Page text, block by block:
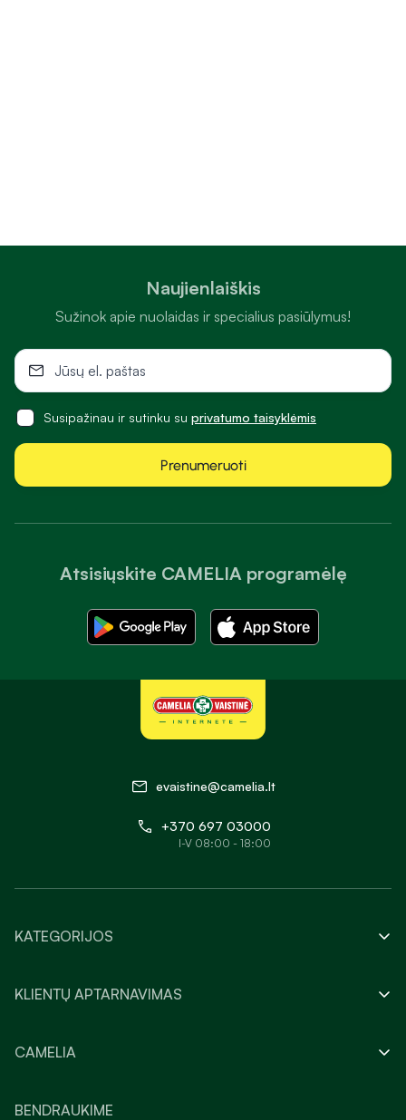
Atsisiųskite CAMELIA programėlę
Naujienlaiškis
Sužinok apie nuolaidas ir specialius pasiūlymus!
Susipažinau ir sutinku su privatumo taisyklėmis
Prenumeruoti
evaistine@camelia.lt
+370 697 03000
I-V 08:00 - 18:00
KATEGORIJOS
KLIENTŲ APTARNAVIMAS
CAMELIA
BENDRAUKIME